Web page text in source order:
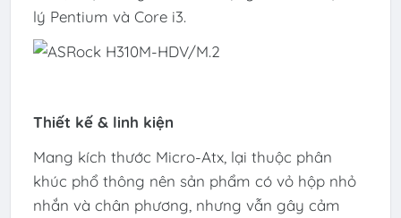
lý Pentium và Core i3.
Thiết kế & linh kiện
Mang kích thước Micro-Atx, lại thuộc phân
khúc phổ thông nên sản phẩm có vỏ hộp nhỏ
nhắn và chân phương, nhưng vẫn gây cảm